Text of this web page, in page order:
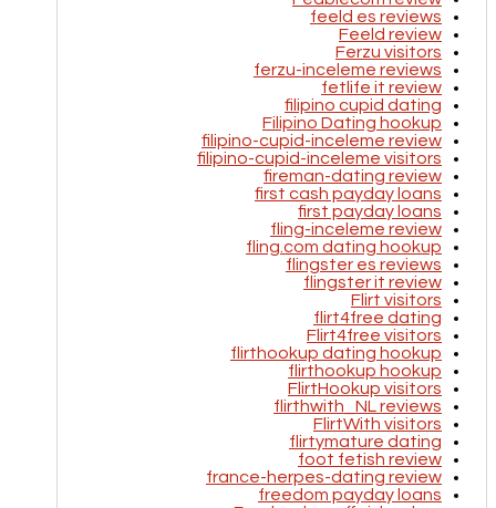
feeld es reviews
Feeld review
Ferzu visitors
ferzu-inceleme reviews
fetlife it review
filipino cupid dating
Filipino Dating hookup
filipino-cupid-inceleme review
filipino-cupid-inceleme visitors
fireman-dating review
first cash payday loans
first payday loans
fling-inceleme review
fling.com dating hookup
flingster es reviews
flingster it review
Flirt visitors
flirt4free dating
Flirt4free visitors
flirthookup dating hookup
flirthookup hookup
FlirtHookup visitors
flirthwith_NL reviews
FlirtWith visitors
flirtymature dating
foot fetish review
france-herpes-dating review
freedom payday loans